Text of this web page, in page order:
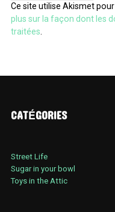
Ce site utilise Akismet
plus sur la façon dont les
traitées.
CATÉGORIES
Street Life
Sugar in your bowl
Toys in the Attic